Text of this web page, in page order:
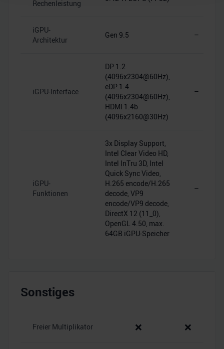
analysieren. Außerdem geben wir Informationen zu Ihrer
Partner führen diese Informationen möglicherweise mit
weiteren Daten zusammen, die Sie ihnen bereitgestellt
haben oder die sie im Rahmen Ihrer Nutzung der Dienste
Rechenleistung
iGPU-
Architektur
Gen 9.5 –
iGPU-Interface
DP 1.2
(4096x2304@60Hz),
eDP 1.4
(4096x2304@60Hz),
HDMI 1.4b
(4096x2160@30Hz)
–
iGPU-
Funktionen
3x Display Support,
Intel Clear Video HD,
Intel InTru 3D, Intel
Quick Sync Video,
H.265 encode/H.265
decode, VP9
encode/VP9 decode,
DirectX 12 (11_0),
OpenGL 4.50, max.
64GB iGPU-Speicher
–
Sonstiges
Freier Multiplikator ❌ ❌